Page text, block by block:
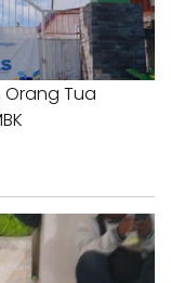
Orang Tua